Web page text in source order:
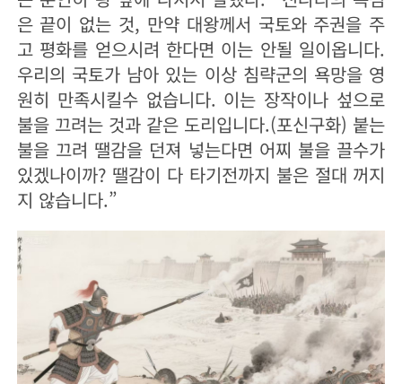
은 끝이 없는 것, 만약 대왕께서 국토와 주권을 주
고 평화를 얻으시려 한다면 이는 안될 일이옵니다.
우리의 국토가 남아 있는 이상 침략군의 욕망을 영
원히 만족시킬수 없습니다. 이는 장작이나 섶으로
불을 끄려는 것과 같은 도리입니다.(포신구화) 붙는
불을 끄려 땔감을 던져 넣는다면 어찌 불을 끌수가
있겠나이까? 땔감이 다 타기전까지 불은 절대 꺼지
지 않습니다.”